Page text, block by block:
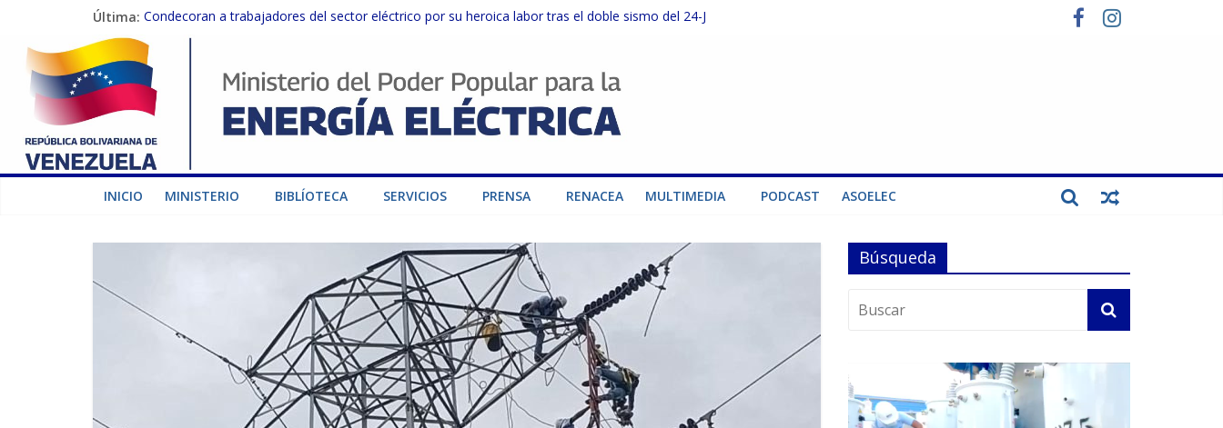
Última: Condecoran a trabajadores del sector eléctrico por su heroica labor tras el doble sismo del 24-J
Gobierno Nacional coordina acciones con el sector privado para fortalecer el SEN ante el «Súper Niño»
Inspeccionan trabajos de rehabilitación en instalaciones del SEN en Carabobo
Gobierno Nacional activa plan preventivo para fortalecer el SEN ante el fenómeno de El Niño
Termocarabobo recupera el 50% de su capacidad de generación para fortalecer el SEN
INICIO MINISTERIO BIBLÍOTECA SERVICIOS PRENSA RENACEA MULTIMEDIA PODCAST ASOELEC
Búsqueda